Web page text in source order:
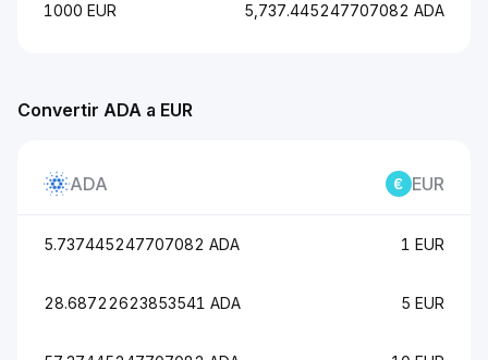
Convertir ADA a EUR
ADA EUR
5.737445247707082 ADA 1 EUR
28.68722623853541 ADA 5 EUR
1000 EUR 5,737.445247707082 ADA